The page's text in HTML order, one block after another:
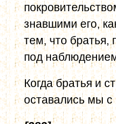
знавшими его,
тем, что
под
Когда братья и
оставались мы